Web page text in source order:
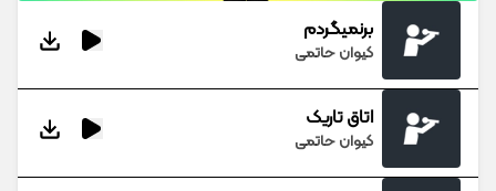
برنمیگردم
کیوان حاتمی
اتاق تاریک
کیوان حاتمی